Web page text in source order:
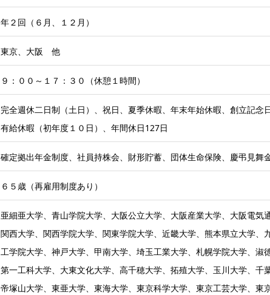
年２回（６月、１２月）
東京、大阪 他
９：００～１７：３０（休憩１時間）
完全週休二日制（土日）、祝日、夏季休暇、年末年始休暇、創立記
有給休暇（初年度１０日）、年間休日127日
確定拠出年金制度、社員持株会、財形貯蓄、団体生命保険、慶弔見
６５歳（再雇用制度あり）
亜細亜大学、青山学院大学、大阪公立大学、大阪産業大学、大阪電
関西大学、関西学院大学、関東学院大学、近畿大学、熊本県立大学
工学院大学、神戸大学、甲南大学、埼玉工業大学、札幌学院大学、
第一工科大学、大東文化大学、高千穂大学、拓殖大学、玉川大学、
帝塚山大学、東亜大学、東海大学、東京科学大学、東京工芸大学、